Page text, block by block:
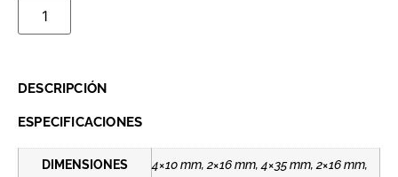
DESCRIPCIÓN
ESPECIFICACIONES
DIMENSIONES
4×10 mm, 2×16 mm, 4×35 mm, 2×16 mm,